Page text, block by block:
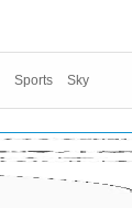
Sports Sky